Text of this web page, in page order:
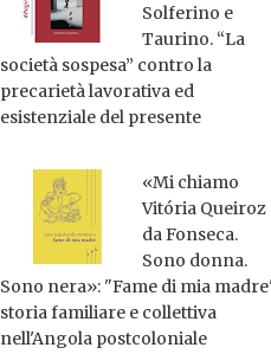
Solferino e
Taurino. “La
società sospesa” contro la
precarietà lavorativa ed
esistenziale del presente
«Mi chiamo
Vitória Queiroz
da Fonseca.
Sono donna.
Sono nera»: "Fame di mia
storia familiare e collettiva
nell'Angola postcoloniale